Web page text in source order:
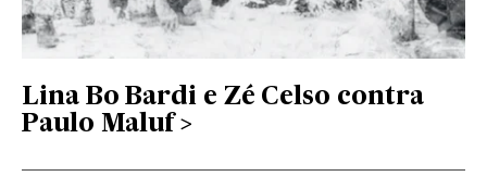
Lina Bo Bardi e Zé Celso contra
Paulo Maluf